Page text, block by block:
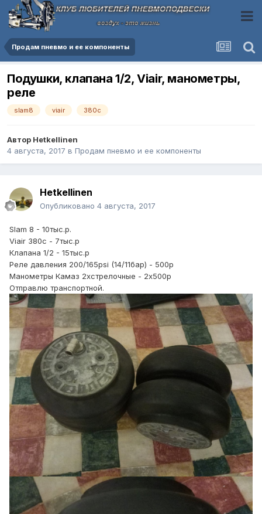
Продам пневмо и ее компоненты
Подушки, клапана 1/2, Viair, манометры,
реле
slam8 viair 380c
Автор Hetkellinen
4 августа, 2017 в Продам пневмо и ее компоненты
Hetkellinen
Опубликовано 4 августа, 2017
Slam 8 - 10тыс.р.
Viair 380c - 7тыс.р
Клапана 1/2 - 15тыс.р
Реле давления 200/165psi (14/11бар) - 500р
Манометры Камаз 2хстрелочные - 2х500р
Отправлю транспортной.